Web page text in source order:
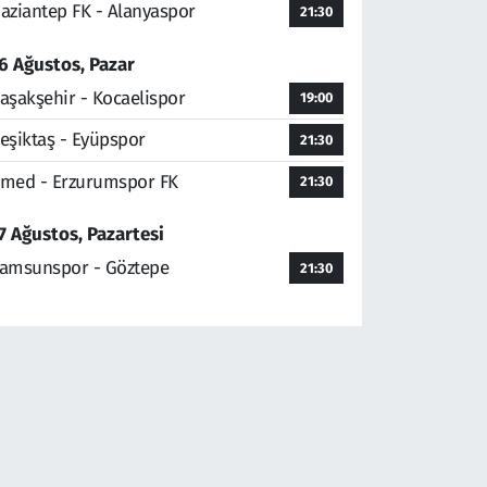
FK - Alanyaspor 21:30
Ağustos, Pazar
- Kocaelispor
19:00
- Eyüpspor 21:30
- Erzurumspor FK 21:30
Ağustos, Pazartesi
- Göztepe
21:30